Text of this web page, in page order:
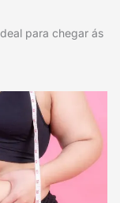
para chegar ás